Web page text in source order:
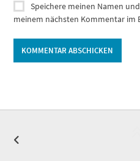
Speichere meinen Namen
meinem nächsten Kommentar im